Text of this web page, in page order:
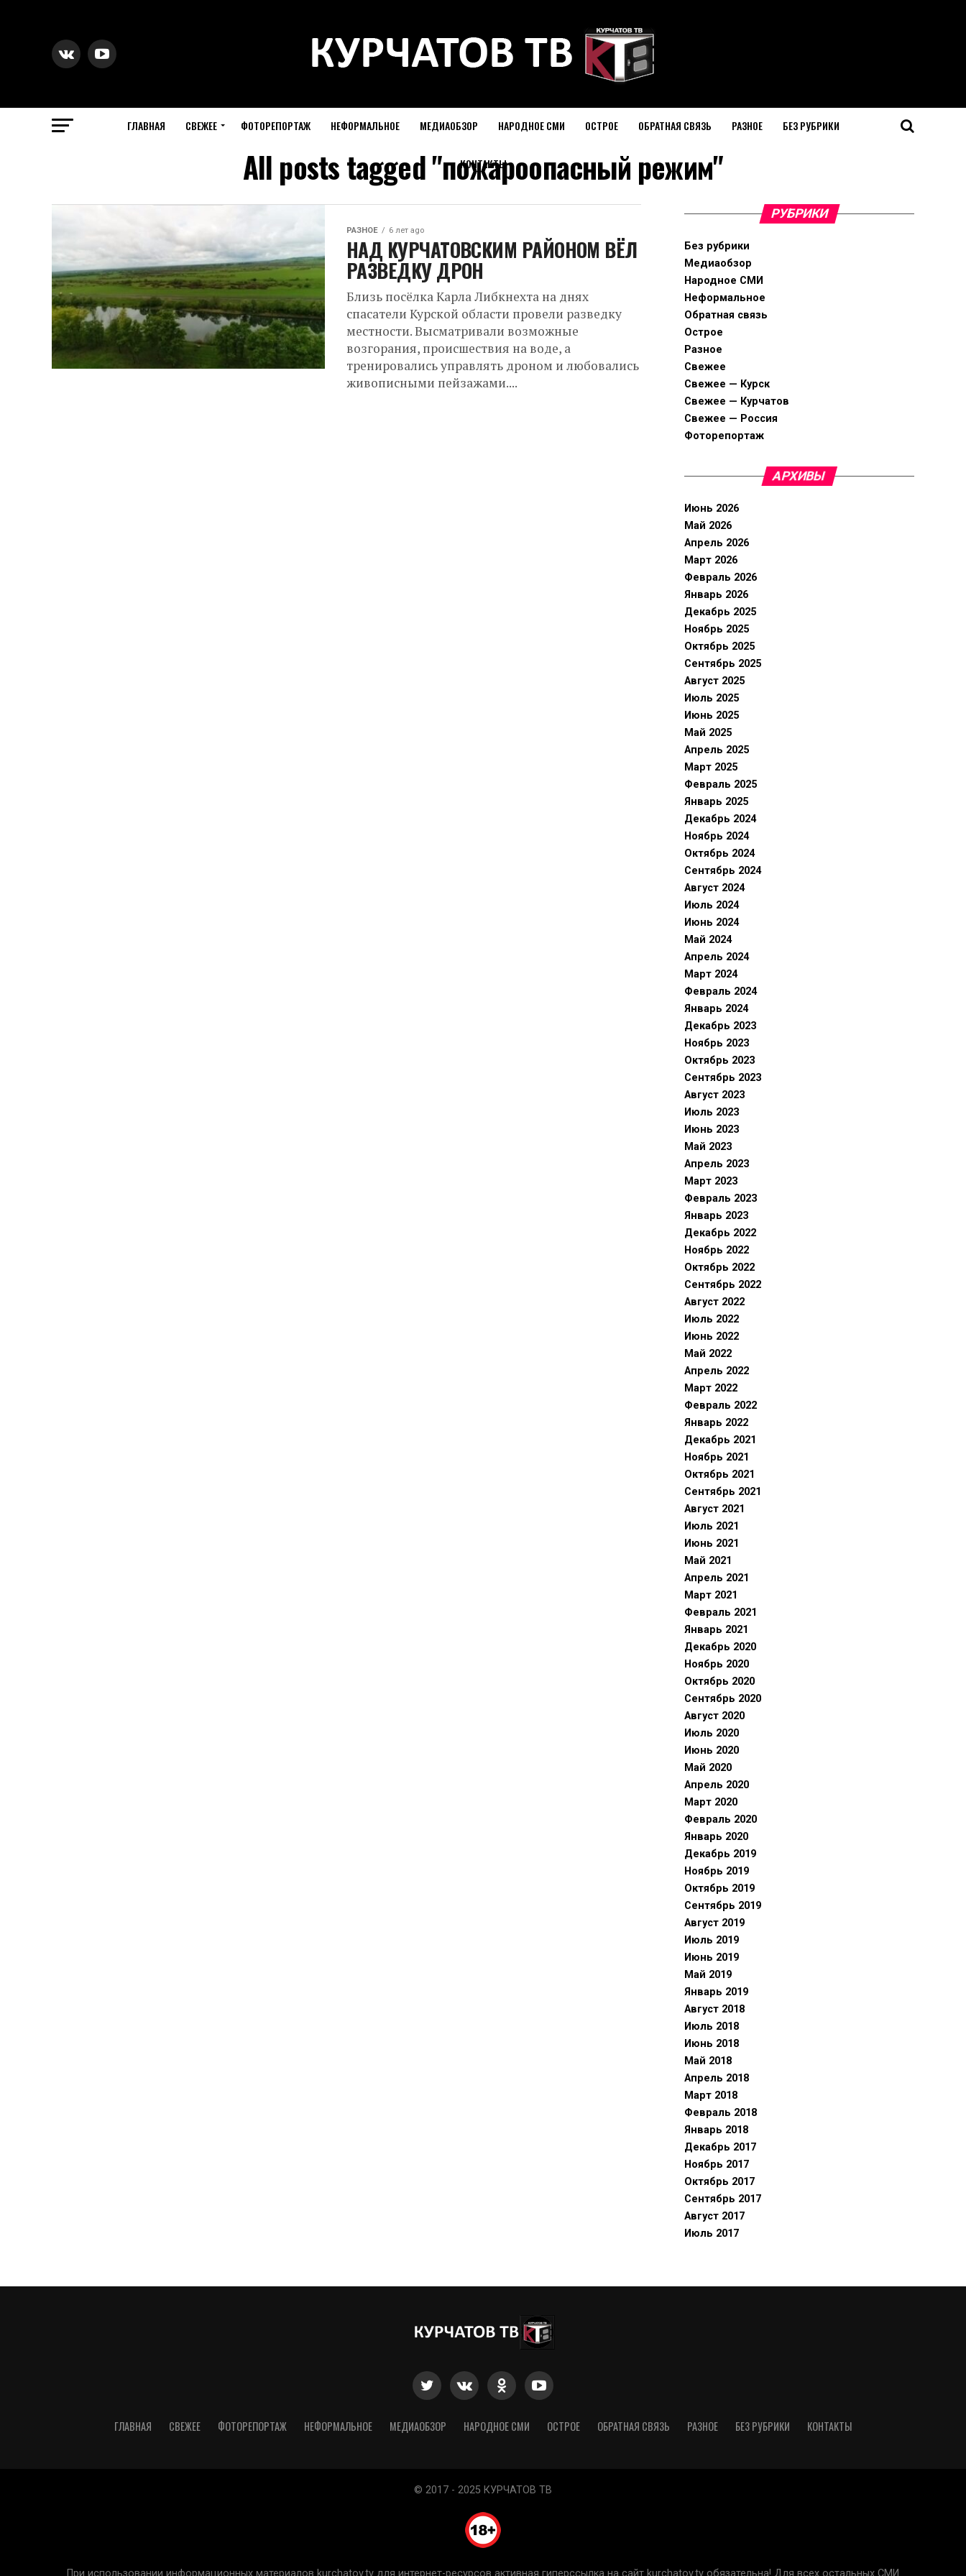
ГЛАВНАЯ СВЕЖЕЕ ФОТОРЕПОРТАЖ НЕФОРМАЛЬНОЕ МЕДИАОБЗОР НАРОДНОЕ СМИ ОСТРОЕ ОБРАТНАЯ СВЯЗЬ РАЗНОЕ БЕЗ РУБРИКИ
КОНТАКТЫ
All posts tagged "пожароопасный режим"
РАЗНОЕ 6 лет ago
НАД КУРЧАТОВСКИМ РАЙОНОМ ВЁЛ
РАЗВЕДКУ ДРОН
Близь посёлка Карла Либкнехта на днях
спасатели Курской области провели разведку
местности. Высматривали возможные
возгорания, происшествия на воде, а
тренировались управлять дроном и любовались
живописными пейзажами....
РУБРИКИ
Без рубрики
Медиаобзор
Народное СМИ
Неформальное
Обратная связь
Острое
Разное
Свежее
Свежее — Курск
Свежее — Курчатов
Свежее — Россия
Фоторепортаж
АРХИВЫ
Июнь 2026
Май 2026
Апрель 2026
Март 2026
Февраль 2026
Январь 2026
Декабрь 2025
Ноябрь 2025
Октябрь 2025
Сентябрь 2025
Август 2025
Июль 2025
Июнь 2025
Май 2025
Апрель 2025
Март 2025
Февраль 2025
Январь 2025
Декабрь 2024
Ноябрь 2024
Октябрь 2024
Сентябрь 2024
Август 2024
Июль 2024
Июнь 2024
Май 2024
Апрель 2024
Март 2024
Февраль 2024
Январь 2024
Декабрь 2023
Ноябрь 2023
Октябрь 2023
Сентябрь 2023
Август 2023
Июль 2023
Июнь 2023
Май 2023
Апрель 2023
Март 2023
Февраль 2023
Январь 2023
Декабрь 2022
Ноябрь 2022
Октябрь 2022
Сентябрь 2022
Август 2022
Июль 2022
Июнь 2022
Май 2022
Апрель 2022
Март 2022
Февраль 2022
Январь 2022
Декабрь 2021
Ноябрь 2021
Октябрь 2021
Сентябрь 2021
Август 2021
Июль 2021
Июнь 2021
Май 2021
Апрель 2021
Март 2021
Февраль 2021
Январь 2021
Декабрь 2020
Ноябрь 2020
Октябрь 2020
Сентябрь 2020
Август 2020
Июль 2020
Июнь 2020
Май 2020
Апрель 2020
Март 2020
Февраль 2020
Январь 2020
Декабрь 2019
Ноябрь 2019
Октябрь 2019
Сентябрь 2019
Август 2019
Июль 2019
Июнь 2019
Май 2019
Январь 2019
Август 2018
Июль 2018
Июнь 2018
Май 2018
Апрель 2018
Март 2018
Февраль 2018
Январь 2018
Декабрь 2017
Ноябрь 2017
Октябрь 2017
Сентябрь 2017
Август 2017
Июль 2017
ГЛАВНАЯ СВЕЖЕЕ ФОТОРЕПОРТАЖ НЕФОРМАЛЬНОЕ МЕДИАОБЗОР НАРОДНОЕ СМИ ОСТРОЕ ОБРАТНАЯ СВЯЗЬ РАЗНОЕ БЕЗ РУБРИКИ КОНТАКТЫ
© 2017 - 2025 КУРЧАТОВ ТВ
При использовании информационных материалов kurchatov.tv для интернет-ресурсов активная гиперссылка на сайт kurchatov.tv обязательна! Для всех остальных СМИ